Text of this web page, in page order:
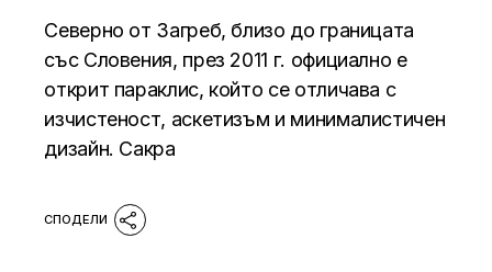
Северно от Загреб, близо до границата
със Словения, през 2011 г. официално е
открит параклис, който се отличава с
изчистеност, аскетизъм и минималистичен
дизайн. Сакра